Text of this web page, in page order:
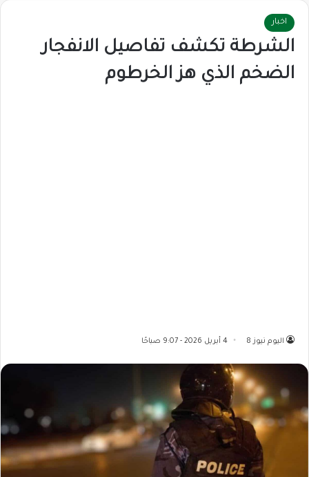
اخبار
الشرطة تكشف تفاصيل الانفجار
الضخم الذي هز الخرطوم
اليوم نيوز 8 4 أبريل 2026 - 9:07 صباحًا